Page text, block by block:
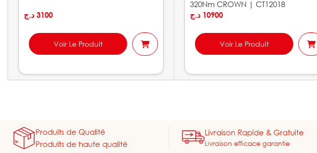
3100 د.ج
Voir Le Produit
320Nm CROWN | CT12018
10900 د.ج
Voir Le Produit
Produits de Qualité
Produits de haute qualité
Livraison Rapide & Gratuite
Livraison efficace garantie